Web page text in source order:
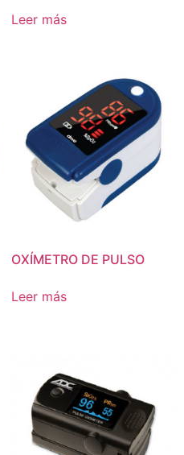
Leer más
OXÍMETRO DE PULSO
Leer más